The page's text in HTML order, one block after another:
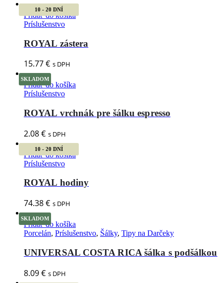
10 - 20 DNÍ
Pridať do košíka
Príslušenstvo
ROYAL zástera
15.77€ s DPH
SKLADOM
Pridať do košíka
Príslušenstvo
ROYAL vrchnák pre šálku espresso
2.08€ s DPH
10 - 20 DNÍ
Pridať do košíka
Príslušenstvo
ROYAL hodiny
74.38€ s DPH
SKLADOM
Pridať do košíka
Porcelán, Príslušenstvo, Šálky, Tipy na Darčeky
UNIVERSAL COSTA RICA šálka s podšálkou
8.09€ s DPH